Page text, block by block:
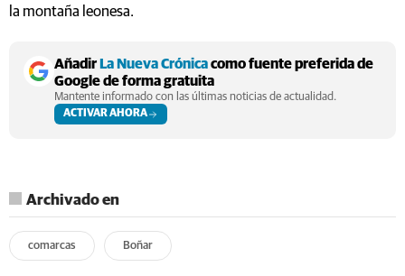
la montaña leonesa.
Añadir La Nueva Crónicacomo fuente preferida de
Google de forma gratuita
Mantente informado con las últimas noticias de actualidad.
ACTIVAR AHORA
Archivado en
comarcas Boñar